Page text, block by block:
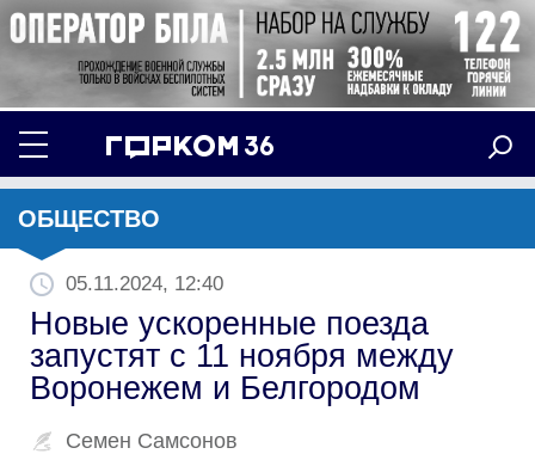
ОБЩЕСТВО
05.11.2024, 12:40
Новые ускоренные поезда
запустят с 11 ноября между
Воронежем и Белгородом
Семен Самсонов